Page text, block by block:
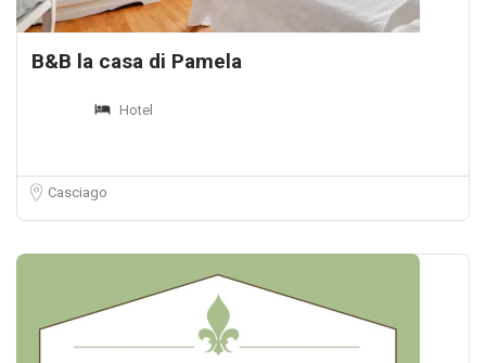
B&B la casa di Pamela
Hotel
Casciago